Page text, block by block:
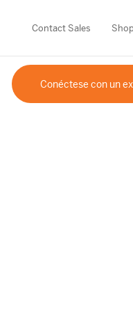
SUITE
Contact Sales Shop
Conéctese con un